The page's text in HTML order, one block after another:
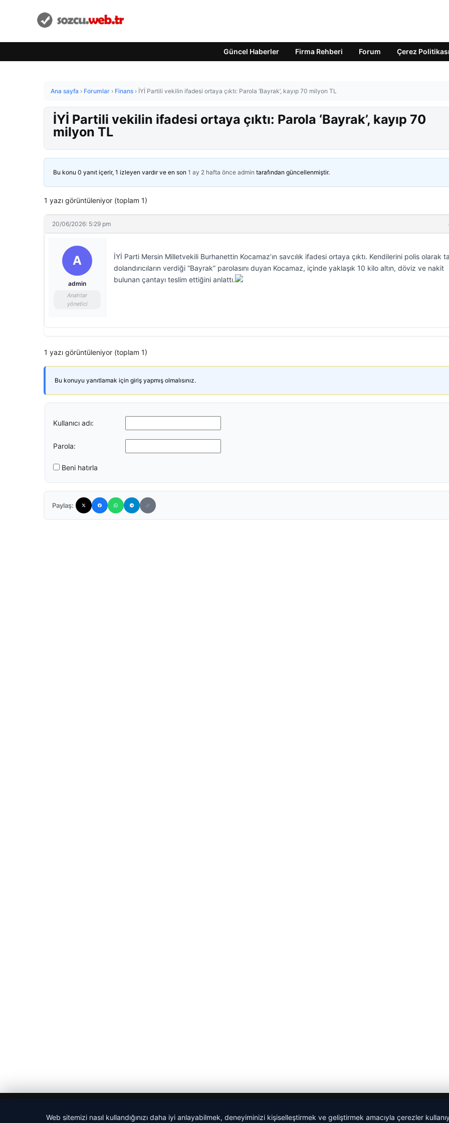
Güncel Haberler Firma Rehberi Forum Çerez Politikası
Ana sayfa › Forumlar › Finans › İYİ Partili vekilin ifadesi ortaya çıktı: Parola ‘Bayrak’, kayıp 70 milyon TL
İYİ Partili vekilin ifadesi ortaya çıktı: Parola ‘Bayrak’, kayıp 70
milyon TL
Bu konu 0 yanıt içerir, 1 izleyen vardır ve en son 1 ay 2 hafta önce admin tarafından güncellenmiştir.
1 yazı görüntüleniyor (toplam 1)
20/06/2026: 5:29 pm
A
admin
Anahtar
yönetici
İYİ Parti Mersin Milletvekili Burhanettin Kocamaz’ın savcılık ifadesi ortaya çıktı. Kendilerini polis olarak
dolandırıcıların verdiği “Bayrak” parolasını duyan Kocamaz, içinde yaklaşık 10 kilo altın, döviz ve nakit
bulunan çantayı teslim ettiğini anlattı.
1 yazı görüntüleniyor (toplam 1)
Bu konuyu yanıtlamak için giriş yapmış olmalısınız.
Kullanıcı adı:
Parola:
Beni hatırla
Paylaş:
Web sitemizi nasıl kullandığınızı daha iyi anlayabilmek, deneyiminizi kişiselleştirmek ve geliştirmek amacıyla çerezler